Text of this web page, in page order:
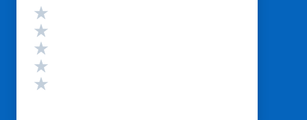
Valutazione